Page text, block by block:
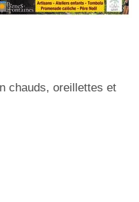
chauds, oreillettes et